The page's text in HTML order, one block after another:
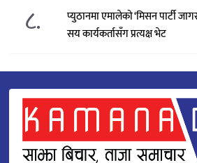
८.
प्युठानमा एमालेको ‘मिसन पार्टी
सय कार्यकर्तासँग प्रत्यक्ष भेट